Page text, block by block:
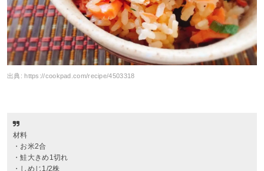
出典: https://cookpad.com/recipe/4503318
材料
・お米2合
・鮭大きめ1切れ
・しめじ1/2株